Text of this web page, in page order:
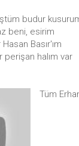
budur
beni, esirim
Basır'ım
perişan halım var
Tüm